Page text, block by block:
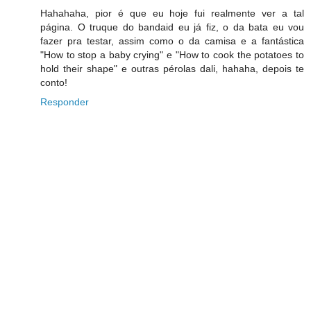
Hahahaha, pior é que eu hoje fui realmente ver a tal
página. O truque do bandaid eu já fiz, o da bata eu vou
fazer pra testar, assim como o da camisa e a fantástica
"How to stop a baby crying" e "How to cook the potatoes to
hold their shape" e outras pérolas dali, hahaha, depois te
conto!
Responder